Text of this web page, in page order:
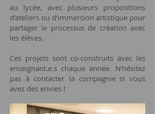
au lycée, avec plusieurs propositions
d’ateliers ou d’immersion artistique pour
partager le processus de création avec
les élèves.
Ces projets sont co-construits avec les
enseignant.e.s chaque année. N’hésitez
pas à contacter la compagnie si vous
avez des envies !